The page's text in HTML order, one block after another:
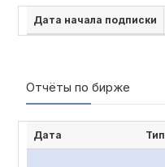
Дата начала подписки
Отчёты по бирже
Дата Тип